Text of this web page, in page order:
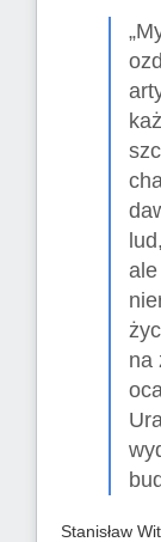
ale
na
Stanisław